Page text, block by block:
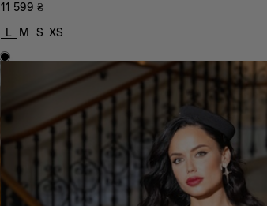
11 599 ₴
L
M S XS